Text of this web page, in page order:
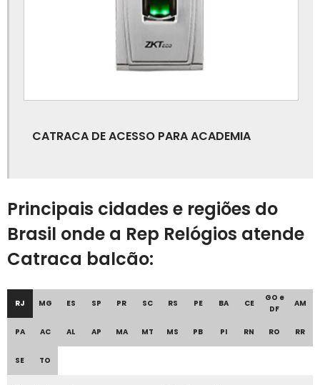
Controle de acesso com reconhecimento facial
Controle de acesso de alunos
Controle de acesso de visitantes
Controle de acesso externo
Controle de acesso informatizado
Controle de acesso para empresas
Controle de acesso para escolas
CATRACA DE ACESSO PARA ACADEMIA
Principais cidades e regiões do
Brasil onde a Rep Relógios atende
Catraca balcão:
RJ MG ES SP PR SC RS PE BA CE
GO e
DF
AM
PA AC AL AP MA MT MS PB PI RN RO RR
SE TO